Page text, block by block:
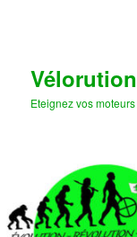
Eteignez vos